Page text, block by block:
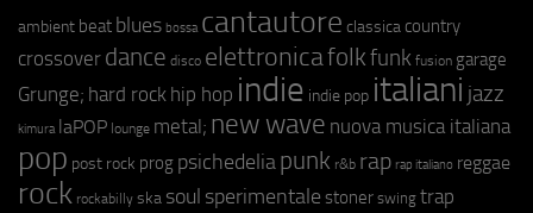
ambient beat blues bossa cantautore classica country
crossover dance disco elettronicafolkfunk fusion garage
Grunge; hard rock hip hop indie indie pop italiani jazz
kimura laPOP lounge metal; new wave nuova musica italiana
pop post rock prog psichedeliapunk r&b rap rap italiano reggae
rock rockabilly ska soul sperimentale stoner swing trap